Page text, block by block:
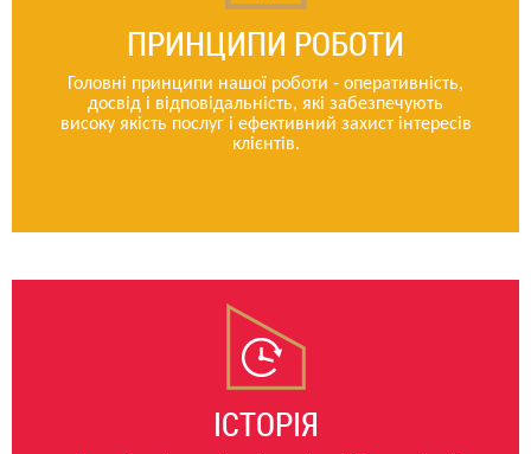
ПРИНЦИПИ РОБОТИ
Головні принципи нашої роботи - оперативність,
досвід і відповідальність, які забезпечують
високу якість послуг і ефективний захист інтересів
клієнтів.
ІСТОРІЯ